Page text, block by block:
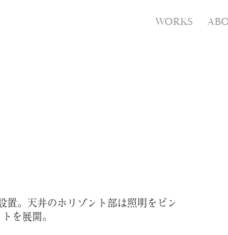
WORKS
置。天井のホリゾント部は照明をピン
を展開。